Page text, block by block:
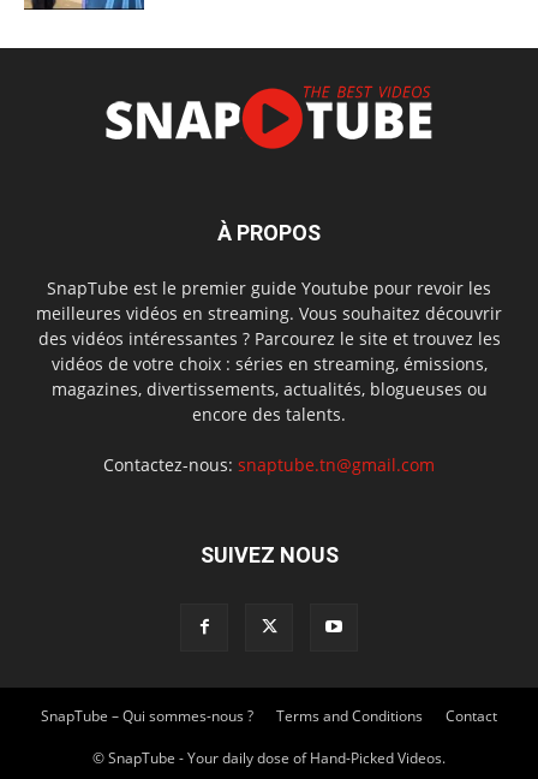
À PROPOS
SnapTube est le premier guide Youtube pour revoir les
meilleures vidéos en streaming. Vous souhaitez découvrir
des vidéos intéressantes ? Parcourez le site et trouvez les
vidéos de votre choix : séries en streaming, émissions,
magazines, divertissements, actualités, blogueuses ou
encore des talents.
Contactez-nous: snaptube.tn@gmail.com
SUIVEZ NOUS
SnapTube – Qui sommes-nous ? Terms and Conditions Contact
© SnapTube - Your daily dose of Hand-Picked Videos.